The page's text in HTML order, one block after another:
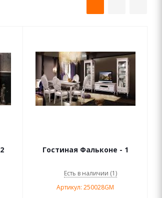
Гостиная Фальконе - 1
Есть в наличии (1)
Артикул: 250028GM